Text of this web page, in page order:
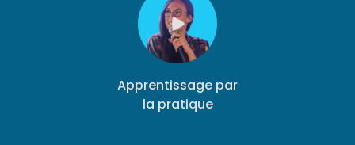
Apprentissage par
la pratique